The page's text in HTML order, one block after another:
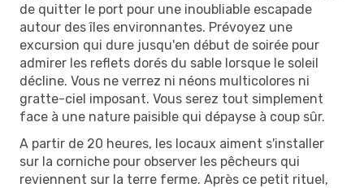
de quitter le port pour une inoubliable escapade
autour des îles environnantes. Prévoyez une
excursion qui dure jusqu'en début de soirée pour
admirer les reflets dorés du sable lorsque le soleil
décline. Vous ne verrez ni néons multicolores ni
gratte-ciel imposant. Vous serez tout simplement
face à une nature paisible qui dépayse à coup sûr.
A partir de 20 heures, les locaux aiment s'installer
sur la corniche pour observer les pêcheurs qui
reviennent sur la terre ferme. Après ce petit rituel,